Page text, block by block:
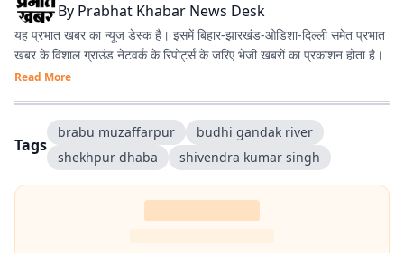
By Prabhat Khabar News Desk
यह प्रभात खबर का न्यूज डेस्क है। इसमें बिहार-झारखंड-ओडिशा-दिल्‍ली समेत प्रभात
खबर के विशाल ग्राउंड नेटवर्क के रिपोर्ट्स के जरिए भेजी खबरों का प्रकाशन होता है।
Read More
Tags
brabu muzaffarpur
budhi gandak river
shekhpur dhaba
shivendra kumar singh